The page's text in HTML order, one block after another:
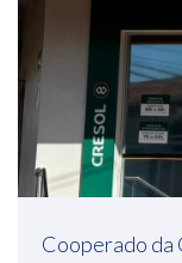
Cooperado da